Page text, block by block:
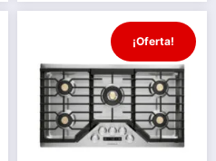
¡Oferta!